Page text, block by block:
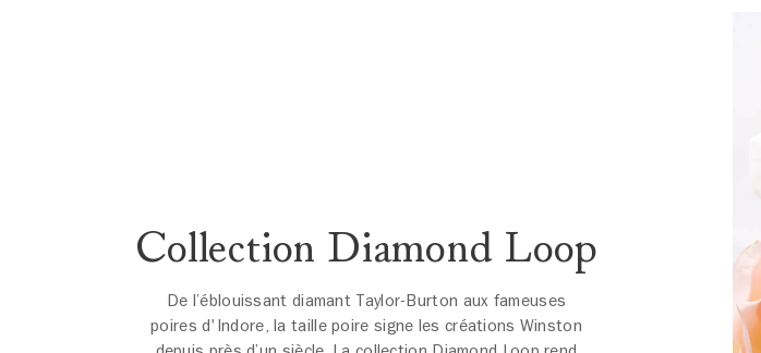
Collection Diamond Loop
De l’éblouissant diamant Taylor-Burton aux fameuses
poires d'Indore, la taille poire signe les créations Winston